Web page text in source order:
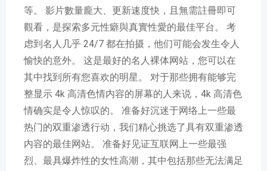
等。 影片數量龐大、更新速度快，且無需註冊即可
觀看，是探索多元性癖與真實性愛的最佳平台。 考
虑到名人几乎 24/7 都在拍摄，他们可能会发生令人
愉快的意外。 这是最好的名人裸体网站，您可以在
其中找到所有您喜欢的明星。 对于那些拥有能够完
整显示 4k 高清色情内容的屏幕的人来说，4k 高清色
情确实是令人惊叹的。 准备好沉迷于网络上一些最
热门的双重渗透行动，我们精心挑选了具有双重渗透
内容的最佳网站。 准备好见证互联网上一些最强
烈、最具爆炸性的女性高潮，其中包括那些无法满足